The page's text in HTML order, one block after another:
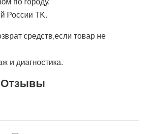
по городу.
России ТK.
средств,если товар не
и диагностика.
Отзывы